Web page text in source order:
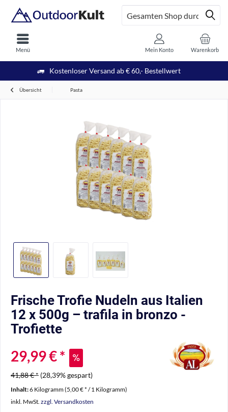
Kostenloser Versand ab € 60,- Bestellwert
Menü Warenkorb
Mein Konto
Übersicht Pasta
Frische Trofie Nudeln aus Italien
12 x 500g – trafila in bronzo -
Trofiette
29,99 € *
41,88 € * (28,39% gespart)
Inhalt:6 Kilogramm (5,00 € * / 1 Kilogramm)
inkl. MwSt. zzgl. Versandkosten